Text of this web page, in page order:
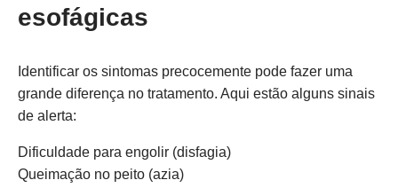
esofágicas
Identificar os sintomas precocemente pode fazer uma
grande diferença no tratamento. Aqui estão alguns sinais
de alerta:
Dificuldade para engolir (disfagia)
Queimação no peito (azia)